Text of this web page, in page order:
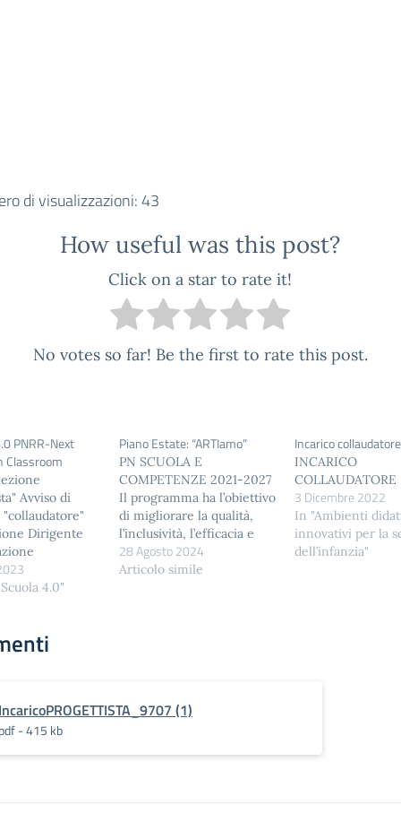
di visualizzazioni:43
How useful was this post?
Click on a star to rate it!
No votes so far! Be the first to rate this post.
PNRR-Next
Classroom
Avviso di
Dirigente
AZIONE DI
PROJECT
MINIMI
4.0"
Piano Estate: “ARTIamo”
PN SCUOLA E
COMPETENZE 2021-2027
Il programma ha l’obiettivo
di migliorare la qualità,
l’inclusività, l’efficacia e
l’attinenza al mercato del
lavoro dei sistemi di
lo sviluppo di
PUBBLICO
28 Agosto 2024
Articolo simile
Incarico collaudatore
INCARICO
COLLAUDATORE
3 Dicembre 2022
In "Ambienti
innovativi per la
dell’infanzia"
IncaricoPROGETTISTA_9707 (1)
pdf - 415 kb